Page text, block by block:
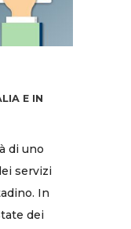
E IN
di uno
servizi
In
dei